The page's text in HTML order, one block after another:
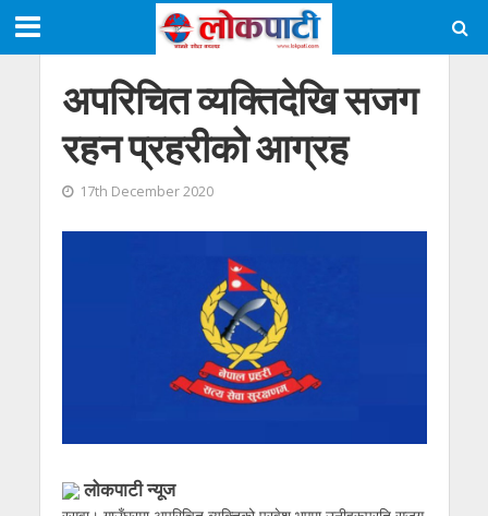
अपरिचित व्यक्तिदेखि सजग
रहन प्रहरीको आग्रह
17th December 2020
लोकपाटी न्यूज